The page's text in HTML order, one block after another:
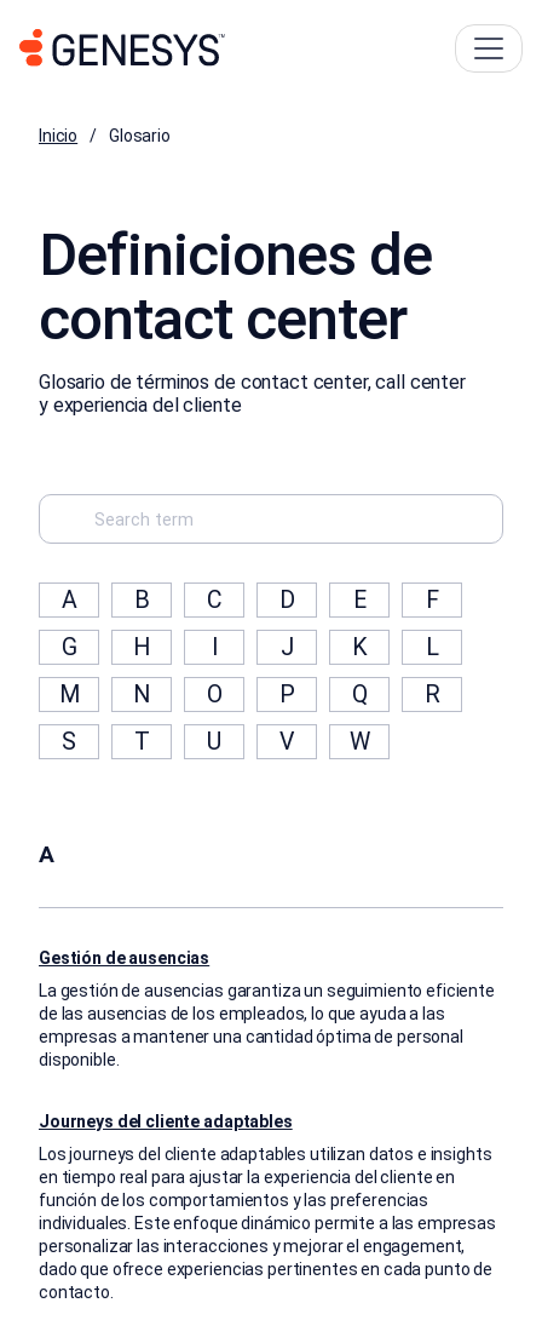
Inicio Glosario
Definiciones de
contact center
Glosario de términos de contact center, call center
y experiencia del cliente
A B C D E
F
G
H J K
L
M
N O P Q
R
S
T U V W
A
Gestión de ausencias
La gestión de ausencias garantiza un seguimiento eficiente
de las ausencias de los empleados, lo que ayuda a las
empresas a mantener una cantidad óptima de personal
disponible.
Journeys del cliente adaptables
Los journeys del cliente adaptables utilizan datos e insights
en tiempo real para ajustar la experiencia del cliente en
función de los comportamientos y las preferencias
individuales. Este enfoque dinámico permite a las empresas
personalizar las interacciones y mejorar el engagement,
dado que ofrece experiencias pertinentes en cada punto de
contacto.